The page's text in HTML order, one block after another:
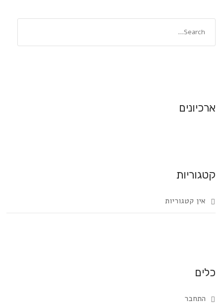
ארכיונים
קטגוריות
אין קטגוריות
כלים
התחבר